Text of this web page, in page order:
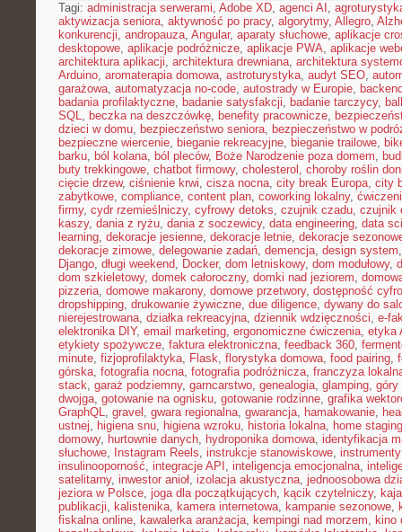
Tagi: administracja serwerami, Adobe XD, agenci AI ,
aktywizacja seniora, aktywność po pracy, algorytmy, Allegro,
konkurencji, andropauza, Angular, aparaty słuchowe, aplikacje
desktopowe, aplikacje podróżnicze, aplikacje PWA, aplikacje
architektura aplikacji, architektura drewniana, architektura
Arduino, aromaterapia domowa, astroturystyka, audyt SEO,
garażowa, automatyzacja no-code, autostrady w Europie,
badania profilaktyczne, badanie satysfakcji, badanie tarczycy,
SQL, beczka na deszczówkę, benefity pracownicze,
dzieci w domu, bezpieczeństwo seniora, bezpieczeństwo w
bezpieczne wiercenie, bieganie rekreacyjne, bieganie trailowe,
barku, ból kolana, ból pleców, Boże Narodzenie poza domem,
buty trekkingowe, chatbot firmowy, cholesterol , choroby roślin
cięcie drzew, ciśnienie krwi, cisza nocna, city break Europa, city
zabytkowe, compliance, content plan, coworking lokalny,
firmy, cydr rzemieślniczy, cyfrowy detoks, czujnik czadu, czujnik
kaszy, dania z ryżu, dania z soczewicy, data engineering, data
learning, dekoracje jesienne, dekoracje letnie, dekoracje
dekoracje zimowe, delegowanie zadań, demencja, design system
Django, długi weekend, Docker, dom letniskowy, dom modułowy,
dom szkieletowy, domek całoroczny, domki nad jeziorem,
pizzeria, domowe makarony, domowe przetwory, dostępność
dropshipping, drukowanie żywiczne, due diligence, dywany do
nierejestrowana, działka rekreacyjna, dziennik wdzięczności, e-
elektronika DIY, email marketing, ergonomiczne ćwiczenia, etyka
etykiety spożywcze, faktura elektroniczna, feedback 360,
minute, fizjoprofilaktyka, Flask, florystyka domowa, food pairing,
górska, fotografia nocna, fotografia podróżnicza, franczyza
stack, garaż podziemny, garncarstwo, genealogia, glamping, góry
dwojga, gotowanie na ognisku, gotowanie rodzinne, grafika
GraphQL, gravel , gwara regionalna, gwarancja, hamakowanie,
ustnej, higiena snu, higiena wzroku, historia lokalna, home staging
domowy, hurtownie danych, hydroponika domowa, identyfikacja
słuchowe, Instagram Reels, instrukcje stanowiskowe,
insulinooporność, integracje API , inteligencja emocjonalna,
satelitarny, inwestor anioł, izolacja akustyczna, jednoosobowa
jeziora w Polsce, joga dla początkujących, kącik czytelniczy,
publikacji, kalistenika, kamera internetowa, kampanie sezonowe,
fiskalna online, kawalerka aranżacja, kempingi nad morzem, kino